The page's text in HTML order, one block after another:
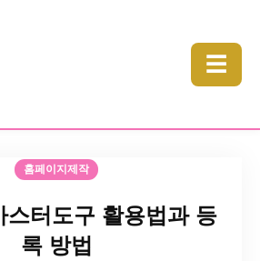
☰
홈페이지제작
스터도구 활용법과 등
록 방법